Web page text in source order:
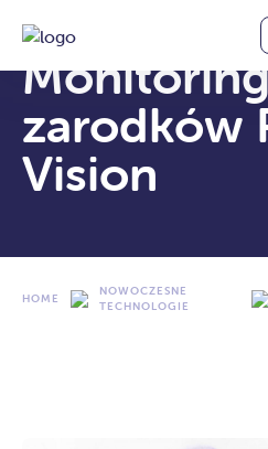
zarodków
Vision
HOME
NOWOCZESNE
TECHNOLOGIE